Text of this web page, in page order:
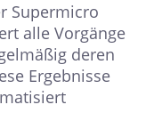
Supermicro
alle Vorgänge
deren
Ergebnisse